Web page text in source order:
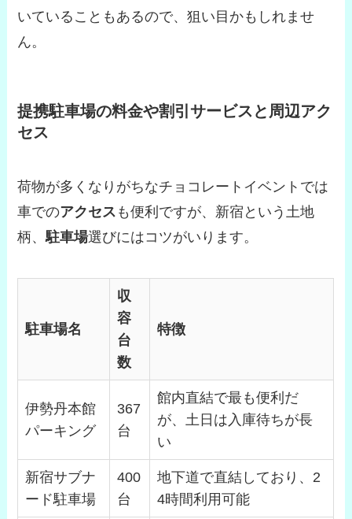
いていることもあるので、狙い目かもしれませ
ん。
提携駐車場の料金や割引サービスと周辺アク
セス
荷物が多くなりがちなチョコレートイベントでは
車でのアクセス も便利ですが、新宿という土地
柄、駐車場選びにはコツがいります。
駐車場名
収
容
台
数
特徴
伊勢丹本館
パーキング
367
台
館内直結で最も便利だ
が、土日は入庫待ちが長
い
新宿サブナ
ード駐車場
400
台
地下道で直結しており、2
4時間利用可能